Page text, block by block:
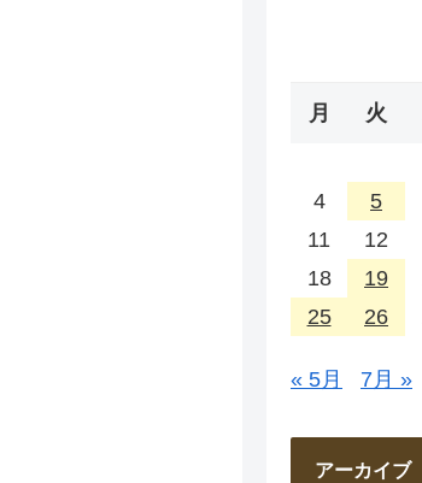
月 火
4
5
11
12
18
19
25
26
« 5月 7月 »
アーカイブ